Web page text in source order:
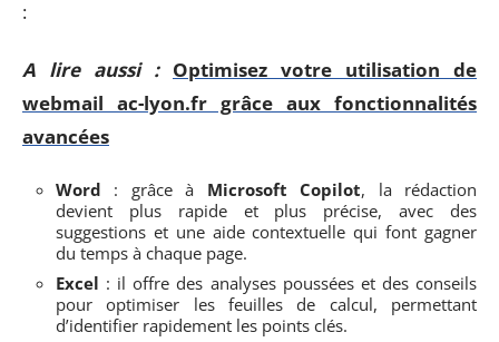
:
A lire aussi : Optimisez votre utilisation de
webmail ac-lyon.fr grâce aux fonctionnalités
avancées
Word : grâce à Microsoft Copilot, la rédaction
devient plus rapide et plus précise, avec des
suggestions et une aide contextuelle qui font gagner
du temps à chaque page.
Excel : il offre des analyses poussées et des conseils
pour optimiser les feuilles de calcul, permettant
d’identifier rapidement les points clés.